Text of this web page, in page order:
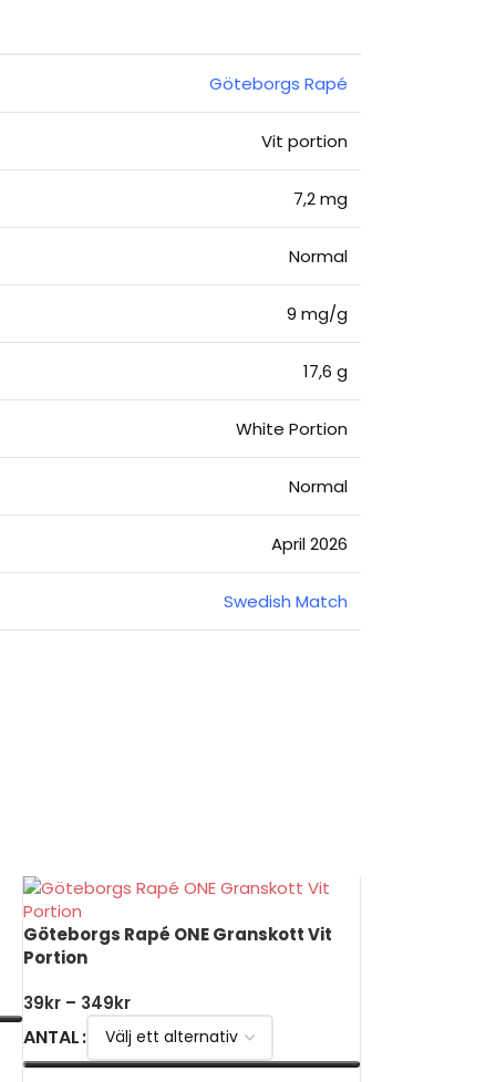
Göteborgs Rapé
Vit portion
7,2 mg
Normal
9 mg/g
17,6 g
White Portion
Normal
April 2026
Swedish Match
Göteborgs Rapé ONE Granskott Vit
Portion
39kr – 349kr
ANTAL